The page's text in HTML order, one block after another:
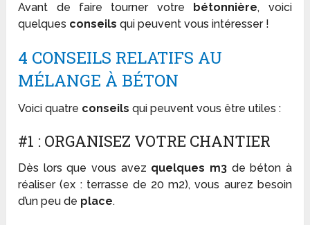
Avant de faire tourner votre bétonnière, voici
quelques conseils qui peuvent vous intéresser !
4 CONSEILS RELATIFS AU
MÉLANGE À BÉTON
Voici quatre conseils qui peuvent vous être utiles :
#1 : ORGANISEZ VOTRE CHANTIER
Dès lors que vous avez quelques m3de béton à
réaliser (ex : terrasse de 20 m2), vous aurez besoin
d’un peu de place.